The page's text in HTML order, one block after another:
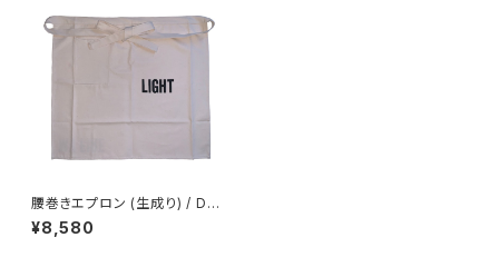
腰巻きエプロン (生成り) / DRE
SSSEN
¥8,580